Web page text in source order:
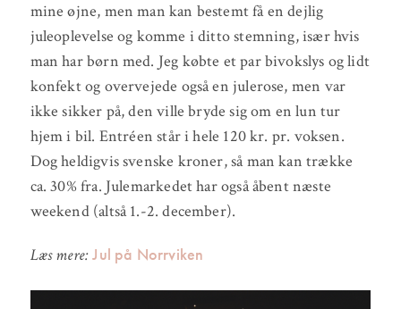
mine øjne, men man kan bestemt få en dejlig
juleoplevelse og komme i ditto stemning, især hvis
man har børn med. Jeg købte et par bivokslys og lidt
konfekt og overvejede også en julerose, men var
ikke sikker på, den ville bryde sig om en lun tur
hjem i bil. Entréen står i hele 120 kr. pr. voksen.
Dog heldigvis svenske kroner, så man kan trække
ca. 30% fra. Julemarkedet har også åbent næste
weekend (altså 1.-2. december).
Læs mere:Jul på Norrviken